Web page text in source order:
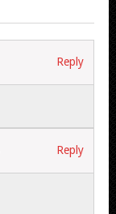
Reply
Reply